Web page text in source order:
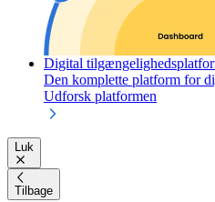
Digital
Den komplette platform for
Udforsk platformen
Luk
Tilbage